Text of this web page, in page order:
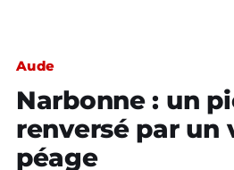
Aude
Narbonne : un
renversé par un
péage